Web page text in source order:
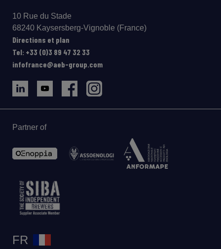
10 Rue du Stade
68240 Kaysersberg-Vignoble (France)
Directions et plan
Tel: +33 (0)3 89 47 32 33
infofrance@aeb-group.com
Partner of
FR